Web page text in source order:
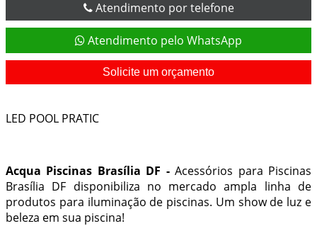
Atendimento por telefone
Atendimento pelo WhatsApp
Solicite um orçamento
LED POOL PRATIC
Acqua Piscinas Brasília DF -Acessórios para Piscinas
Brasília DF disponibiliza no mercado ampla linha de
produtos para iluminação de piscinas. Um show de luz e
beleza em sua piscina!